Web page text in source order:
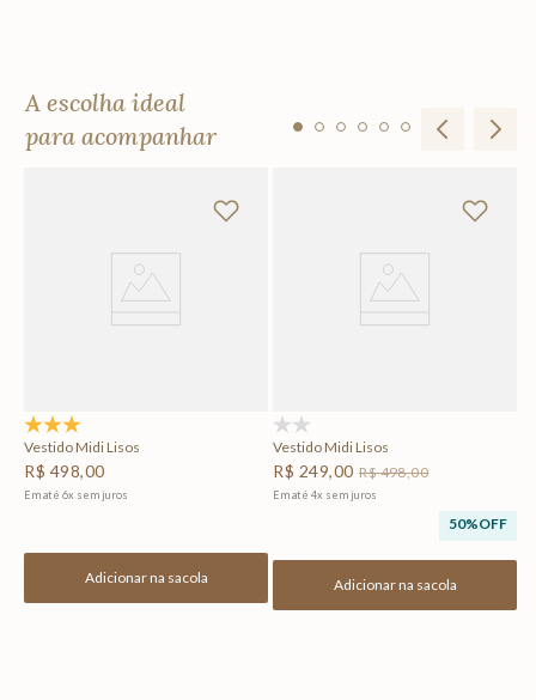
A escolha ideal
para acompanhar
Vestido Midi Lisos
R$ 498,00
Em até 6x sem juros
Adicionar na sacola
Vestido Midi Lisos
R$ 249,00 R$498,00
Em até 4x sem juros
50%OFF
Adicionar na sacola